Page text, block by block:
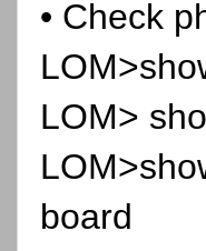
• Check
LOM>
board